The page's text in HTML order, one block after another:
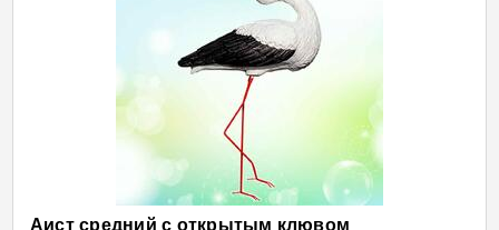
Аист средний с открытым клювом